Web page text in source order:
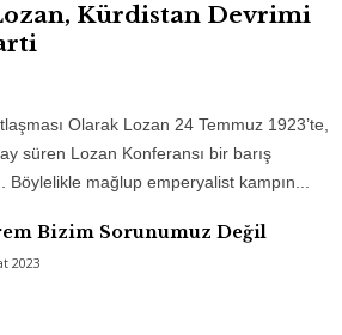
Kürdistan Devrimi
Olarak Lozan 24 Temmuz 1923’te,
süren Lozan Konferansı bir barış
Böylelikle mağlup emperyalist kampın...
Bizim Sorunumuz Değil
2023